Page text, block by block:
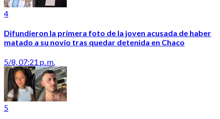
4
Difundieron la primera foto de la joven acusada de haber
matado a su novio tras quedar detenida en Chaco
5/8, 07:21 p. m.
5